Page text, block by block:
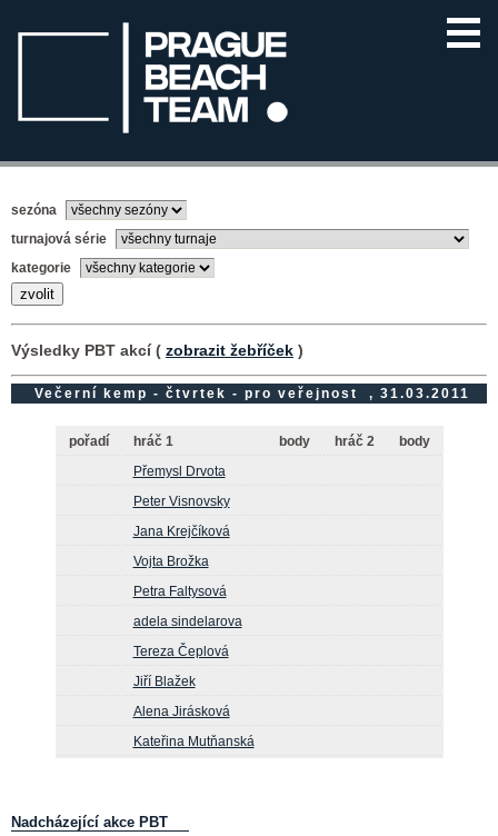
sezóna
turnajová série
kategorie
Výsledky PBT akcí ( zobrazit žebříček )
Večerní kemp - čtvrtek - pro veřejnost , 31.03.2011
pořadí hráč 1 body hráč 2
body
Přemysl Drvota
Peter Visnovsky
Jana Krejčíková
Vojta Brožka
Petra Faltysová
adela sindelarova
Tereza Čeplová
Jiří Blažek
Alena Jirásková
Kateřina Mutňanská
Nadcházející akce PBT